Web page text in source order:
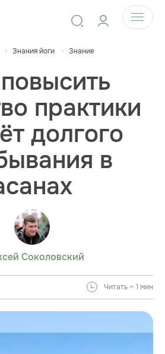
Знания йоги Знание
практики
долгого
в
Соколовский
Читать ~ 1 мин